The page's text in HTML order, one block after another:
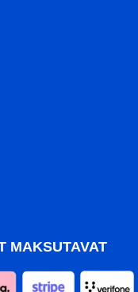
MAKSUTAVAT